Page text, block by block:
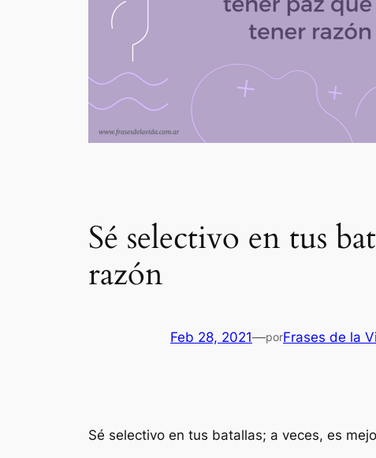
Sé selectivo en tus
razón
Feb 28, 2021—porFrases de la
Sé selectivo en tus batallas; a veces, es